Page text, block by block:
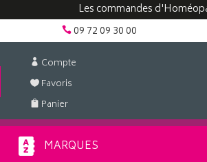
Les commandes d'Homéopathie
09 72 09 30 00
Compte
Favoris
Panier
MARQUES